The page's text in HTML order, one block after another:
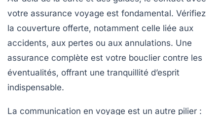
votre assurance voyage est fondamental. Vérifiez
la couverture offerte, notamment celle liée aux
accidents, aux pertes ou aux annulations. Une
assurance complète est votre bouclier contre les
éventualités, offrant une tranquillité d’esprit
indispensable.
La communication en voyage est un autre pilier :